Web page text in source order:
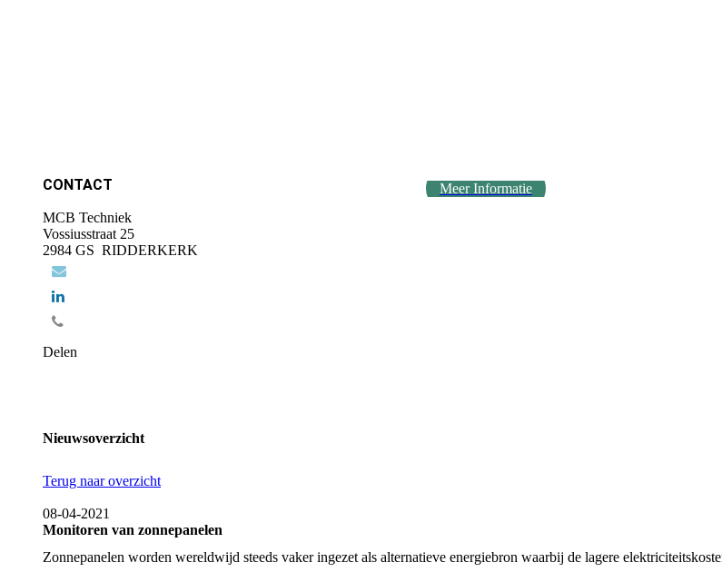
CONTACT
MCB Techniek
Vossiusstraat 25
2984 GS RIDDERKERK
Delen
Meer Informatie
Nieuwsoverzicht
Terug naar overzicht
08-04-2021
Monitoren van zonnepanelen
Zonnepanelen worden wereldwijd steeds vaker ingezet als alternatieve energiebron waarbij de lagere